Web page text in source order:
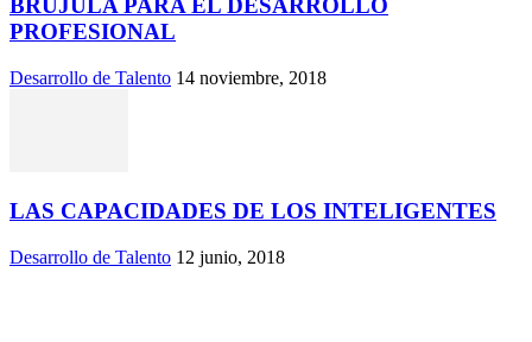
BRUJULA PARA EL DESARROLLO
PROFESIONAL
Desarrollo de Talento 14 noviembre, 2018
LAS CAPACIDADES DE LOS INTELIGENTES
Desarrollo de Talento 12 junio, 2018